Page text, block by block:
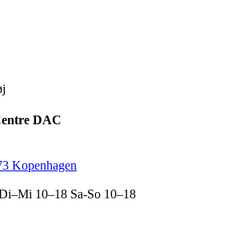
DAC
Kopenhagen
10–18 Sa-So 10–18